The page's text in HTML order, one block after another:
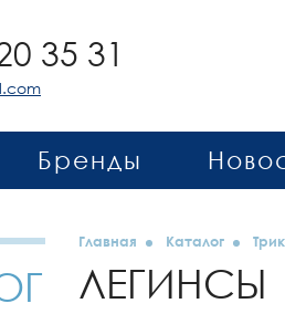
35 31
Бренды
Главная Каталог
ЛЕГИНСЫ